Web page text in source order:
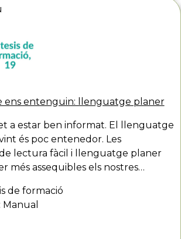
ens entenguin: llenguatge planer
a estar ben informat. El llenguatge
és poc entenedor. Les
lectura fàcil i llenguatge planer
més assequibles els nostres…
de formació
Manual